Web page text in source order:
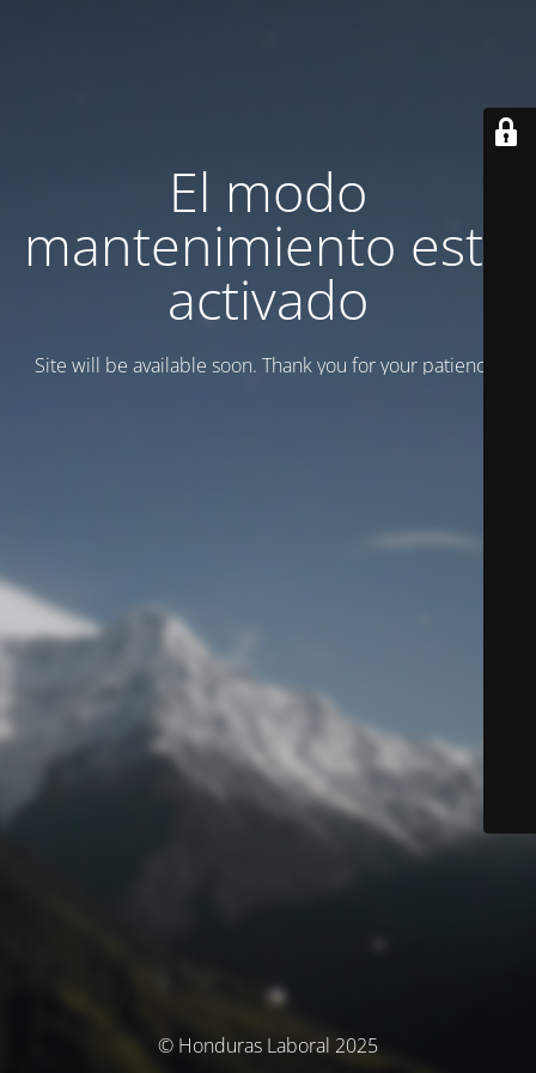
El modo
mantenimiento está
activado
Site will be available soon. Thank you for your patience!
© Honduras Laboral 2025